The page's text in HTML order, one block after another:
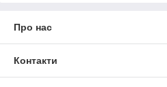
Про нас
Контакти